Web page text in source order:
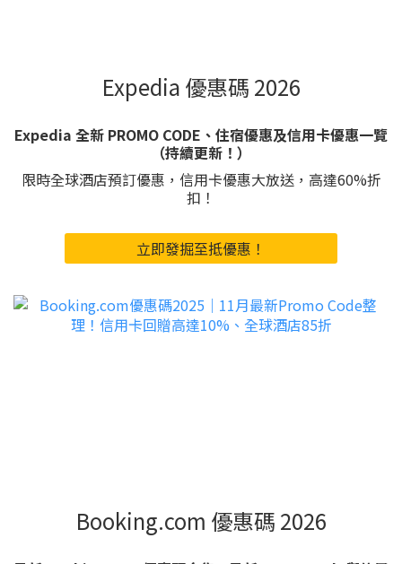
Expedia 優惠碼 2026
Expedia 全新 PROMO CODE、住宿優惠及信用卡優惠一覽
（持續更新！）
限時全球酒店預訂優惠，信用卡優惠大放送，高達60%折
扣！
立即發掘至抵優惠！
Booking.com 優惠碼 2026